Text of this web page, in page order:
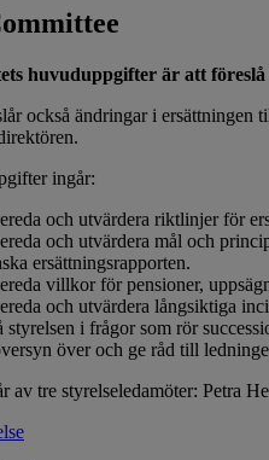
huvuduppgifter är att
också ändringar i ersättningen
ingår:
och utvärdera riktlinjer för
och utvärdera mål och
ersättningsrapporten.
villkor för pensioner,
och utvärdera långsiktiga
styrelsen i frågor som rör
över och ge råd till
av tre styrelseledamöter: Petra